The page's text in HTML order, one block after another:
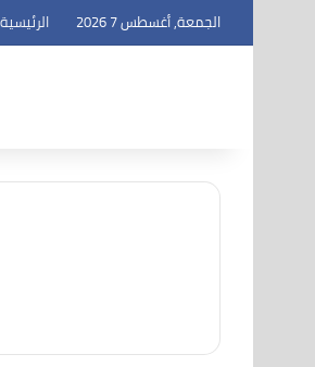
الجمعة, أغسطس 7 2026 الرئيسية